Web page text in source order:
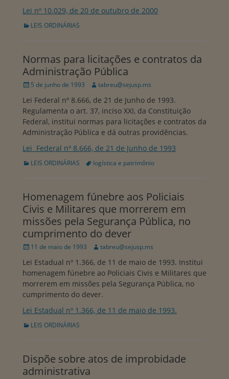
Lei nº 10.029, de 20 de outubro de 2000
Categorias:
LEIS ORDINÁRIAS
Normas para licitações e contratos da
Administração Pública
Publicado
5 de junho de 1993 Autor:
tabreu@sejusp.ms
Lei Federal nº 8.666, de 21 de Junho de 1993.
Regulamenta o art. 37, inciso XXI, da Constituição
Federal, institui normas para licitações e contratos da
Administração Pública e dá outras providências.
Lei Federal nº 8.666, de 21 de Junho de 1993
Categorias:
LEIS ORDINÁRIAS Tags:logística e patrimônio
Homenagem fúnebre aos Policiais
Civis e Militares que morrerem em
missões pela Segurança Pública, no
cumprimento do dever
Publicado
11 de maio de 1993 Autor:
tabreu@sejusp.ms
Lei Estadual nº 1.366, de 11 de maio de 1993. Institui
homenagem fúnebre ao Policiais Civis e Militares que
morrerem em missões pela Segurança Pública, no
cumprimento do dever.
Lei Estadual nº 1.366, de 11 de maio de 1993.
Categorias:
LEIS ORDINÁRIAS
Dispõe sobre atos de improbidade
administrativa